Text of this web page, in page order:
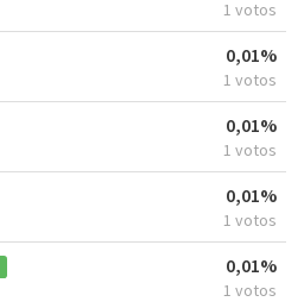
1 votos
0,01%
1 votos
0,01%
1 votos
0,01%
1 votos
0,01%
1 votos